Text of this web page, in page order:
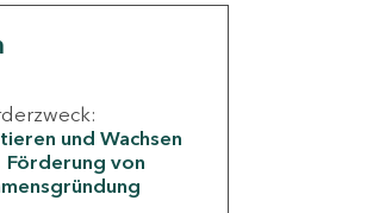
und Wachsen
Förderung von